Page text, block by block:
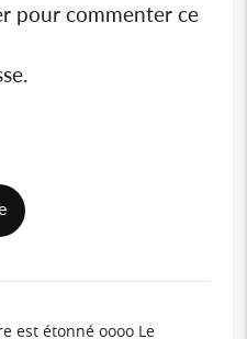
pour commenter ce
est étonné oooo Le